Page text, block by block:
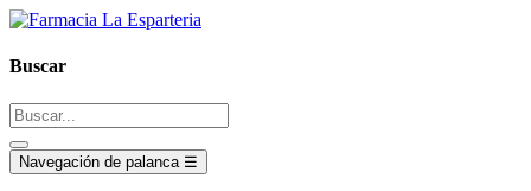
Buscar
Navegación de palanca ☰